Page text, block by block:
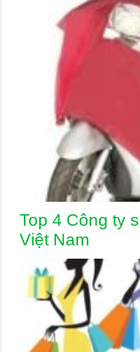
Top 4 Công ty
Việt Nam